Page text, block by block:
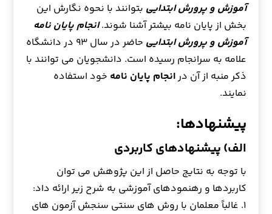
آموزش و پرورش ابتدایی بتوانند با نحوه نگارش این
بخش از پایان نامه بیشتر آشنا شوند.انجام پایان نامه
آموزش و پرورش ابتدایی
حاضر در سال ۹۳ در دانشگاه
علامه به سرانجام رسیده است. دانشجویان می توانند با
ذکر منبه از آن درانجام پایان نامه خود استفاده
نمایند.
پیشنهادها:
الف) پیشنهادهای کاربردی
با توجه به نتایج حاصل از این پژوهش می توان
کاربردها و رهنمودهای آموزشی به شرح زیر ارائه داد:
۱. غالباً معلمان با روش های سنتی سنجش آزمون های